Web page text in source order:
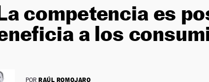
competencia es
a los
POR RAÚL ROMOJARO